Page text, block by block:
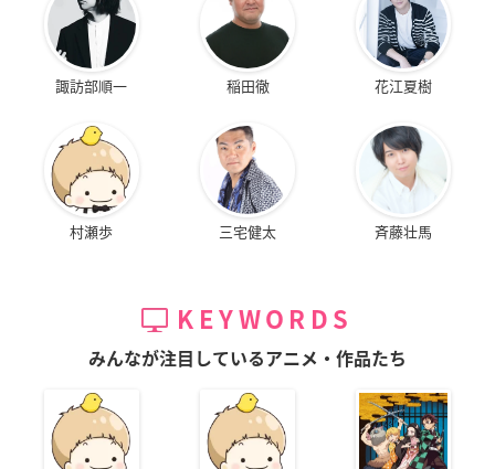
総監督：古田丈司
監督：田中智也
シリーズ構成：菅原雪絵
キャラクター原案：片桐いくみ
サブキャラクターデザイン：山口仁七、矢向宏志、横山穂乃花
総作画監督：矢向宏志、山口仁七、川﨑玲奈
プロップデザイン：木藤貴之
美術監修：加藤 浩
美術監督：坂上裕文
CG監督：雲藤隆太
撮影監督：鈴木彬人
音響監督：本山 哲
音楽：Elements Garden
制作：A-1 Pictures
諏訪部順一 稲田徹 花江夏樹
村瀬歩 三宅健太 斉藤壮馬
KEYWORDS
みんなが注目しているアニメ・作品たち